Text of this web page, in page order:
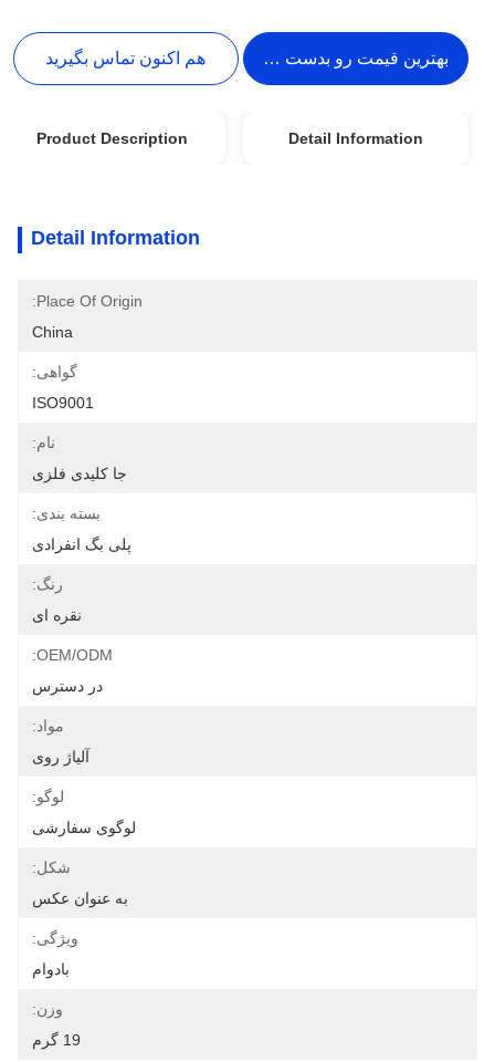
بهترین قیمت رو بدست بیار هم اکنون تماس بگیرید
Detail Information
Product Description
Detail Information
Place Of Origin:
China
گواهی:
ISO9001
نام:
جا کلیدی فلزی
بسته بندی:
پلی بگ انفرادی
رنگ:
نقره ای
OEM/ODM:
در دسترس
مواد:
آلیاژ روی
لوگو:
لوگوی سفارشی
شکل:
به عنوان عکس
ویژگی:
بادوام
وزن:
19 گرم